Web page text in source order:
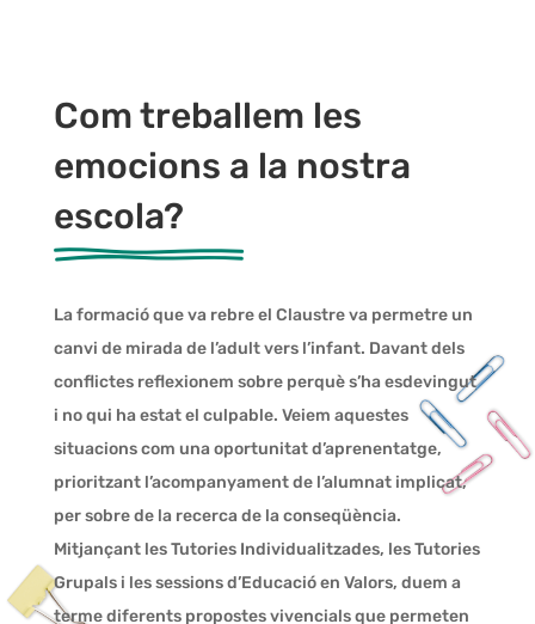
Com treballem les
emocions a la nostra
escola?
La formació que va rebre el Claustre va permetre un
canvi de mirada de l’adult vers l’infant. Davant dels
conflictes reflexionem sobre perquè s’ha esdevingut
i no qui ha estat el culpable. Veiem aquestes
situacions com una oportunitat d’aprenentatge,
prioritzant l’acompanyament de l’alumnat implicat,
per sobre de la recerca de la conseqüència.
Mitjançant les Tutories Individualitzades, les Tutories
Grupals i les sessions d’Educació en Valors, duem a
terme diferents propostes vivencials que permeten